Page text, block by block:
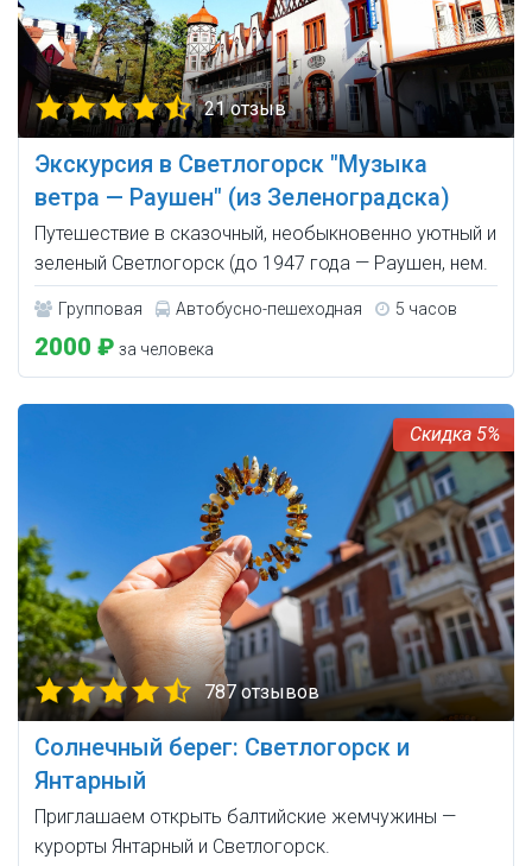
21 отзыв
Экскурсия в Светлогорск "Музыка
ветра — Раушен" (из Зеленоградска)
Путешествие в сказочный, необыкновенно уютный и
зеленый Светлогорск (до 1947 года — Раушен, нем.
Групповая Автобусно-пешеходная 5 часов
2000 ₽ за человека
5%
787 отзывов
Солнечный берег: Светлогорск и
Янтарный
Приглашаем открыть балтийские жемчужины —
курорты Янтарный и Светлогорск.